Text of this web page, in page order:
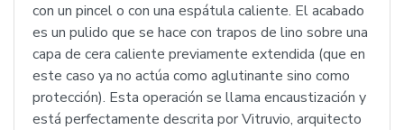
con un pincel o con una espátula caliente. El acabado
es un pulido que se hace con trapos de lino sobre una
capa de cera caliente previamente extendida (que en
este caso ya no actúa como aglutinante sino como
protección). Esta operación se llama encaustización y
está perfectamente descrita por Vitruvio, arquitecto